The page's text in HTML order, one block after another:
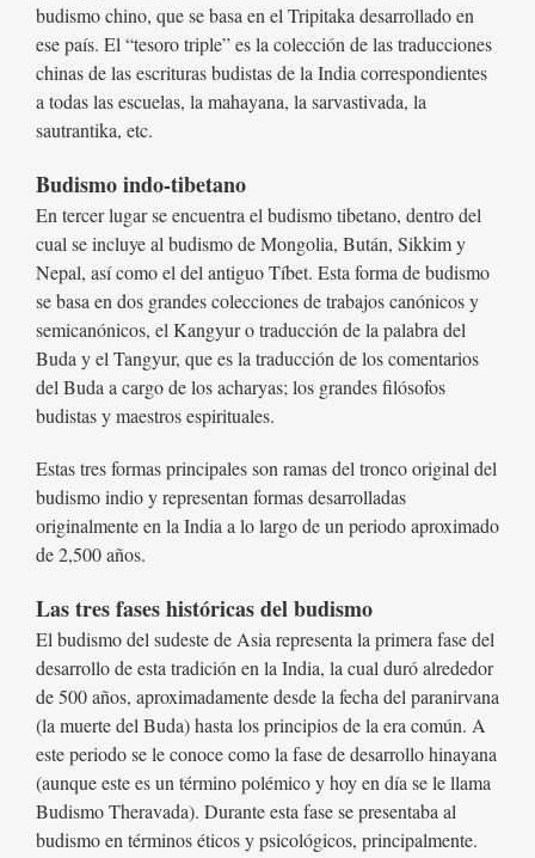
budismo chino, que se basa en el Tripitaka desarrollado en
ese país. El “tesoro triple” es la colección de las traducciones
chinas de las escrituras budistas de la India correspondientes
a todas las escuelas, la mahayana, la sarvastivada, la
sautrantika, etc.
Budismo indo-tibetano
En tercer lugar se encuentra el budismo tibetano, dentro del
cual se incluye al budismo de Mongolia, Bután, Sikkim y
Nepal, así como el del antiguo Tíbet. Esta forma de budismo
se basa en dos grandes colecciones de trabajos canónicos y
semicanónicos, el Kangyur o traducción de la palabra del
Buda y el Tangyur, que es la traducción de los comentarios
del Buda a cargo de los acharyas; los grandes filósofos
budistas y maestros espirituales.
Estas tres formas principales son ramas del tronco original del
budismo indio y representan formas desarrolladas
originalmente en la India a lo largo de un periodo aproximado
de 2,500 años.
Las tres fases históricas del budismo
El budismo del sudeste de Asia representa la primera fase del
desarrollo de esta tradición en la India, la cual duró alrededor
de 500 años, aproximadamente desde la fecha del paranirvana
(la muerte del Buda) hasta los principios de la era común. A
este periodo se le conoce como la fase de desarrollo hinayana
(aunque este es un término polémico y hoy en día se le llama
Budismo Theravada). Durante esta fase se presentaba al
budismo en términos éticos y psicológicos, principalmente.